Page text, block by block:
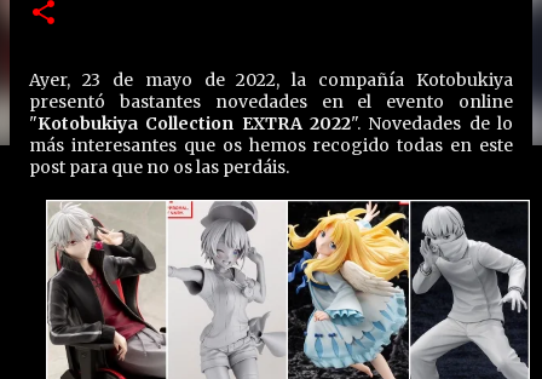
Ayer, 23 de mayo de 2022, la compañía Kotobukiya
presentó bastantes novedades en el evento online
"Kotobukiya Collection EXTRA 2022". Novedades de lo
más interesantes que os hemos recogido todas en este
post para que no os las perdáis.